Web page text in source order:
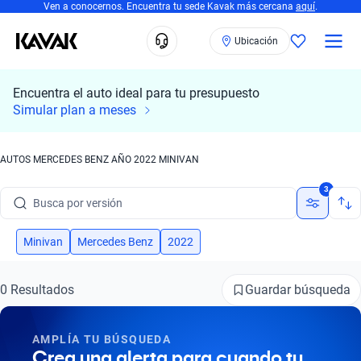
Ven a conocernos. Encuentra tu sede Kavak más cercana aquí.
Ubicación
Encuentra el auto ideal para tu presupuesto
Simular plan a meses
AUTOS MERCEDES BENZ AÑO 2022 MINIVAN
Busca por versión
Busca por año
Busca por modelo
Busca por versión
3
Minivan Mercedes Benz 2022
0 Resultados Guardar búsqueda
AMPLÍA TU BÚSQUEDA